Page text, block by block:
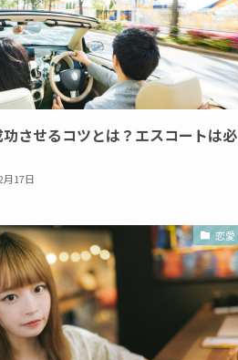
させるコツとは？エスコートは必
月17日
恋愛